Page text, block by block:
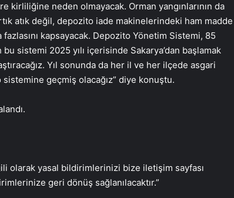
kirliliğine neden olmayacak. Orman yangınlarının da
atık değil, depozito iade makinelerindeki ham madde
kapsayacak. Depozito Yönetim Sistemi, 85
sistemi 2025 yılı içerisinde Sakarya’dan başlamak
Yıl sonunda da her il ve her ilçede asgari
geçmiş olacağız” diye konuştu.
olarak yasal bildirimlerinizi bize iletişim sayfası
geri dönüş sağlanılacaktır.”
Özgür Özel’e yumruklu saldırıda
yeni detaylar! 1 saat 45 dakika böyle
beklemiş
Serjoy : Dijital Medya Ajansı, Google
Reklam Ajansı, SEO Ajansı ve Web
Tasarım Ajansı
2026 Umre Fiyatları 2026 Umre Tur
Fiyatları ve Umre Ne Kadar